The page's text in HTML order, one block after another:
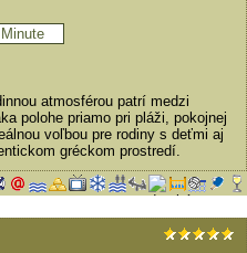
atmosférou patrí medzi
polohe priamo pri pláži, pokojnej
voľbou pre rodiny s deťmi aj
gréckom prostredí.